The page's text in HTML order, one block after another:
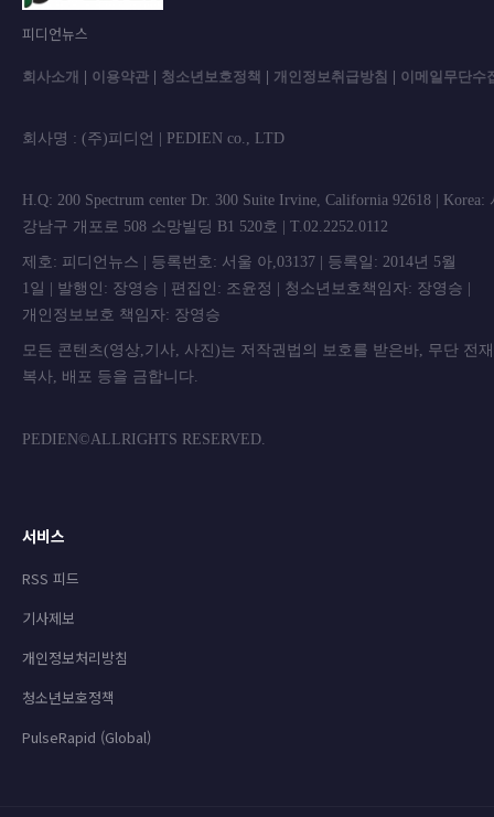
피디언뉴스
회사소개 이용약관 청소년보호정책 개인정보취급방침 이메일무단수
회사명 : (주)피디언 | PEDIEN co.,
H.Q: 200 Spectrum center Dr. 300 Suite Irvine, California 92618 | Korea:
강남구 개포로 508 소망빌딩 B1 520호 | T.02.2252.0112
제호: 피디언뉴스 | 등록번호: 서울 아,03137 | 등록일: 2014년 5월
1일 | 발행인: 장영승 | 편집인: 조윤정 | 청소년보호책임자: 장영승 |
개인정보보호 책임자: 장영승
모든 콘텐츠(영상,기사, 사진)는 저작권법의 보호를 받은바, 무단 전
복사, 배포 등을 금합니
PEDIEN©ALLRIGHTS RESERVED.
서비스
RSS 피드
기사제보
개인정보처리방침
청소년보호정책
PulseRapid (Global)